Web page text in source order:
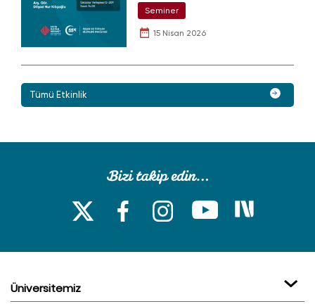
Seminer
15 Nisan 2026
Tümü Etkinlik
Üniversitemiz